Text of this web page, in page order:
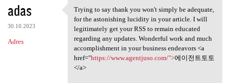
adas
30.10.2023
Adres
Trying to say thank you won't
Trying to say thank you won't simply be adequate,
for the astonishing lucidity in your article. I will
legitimately get your RSS to remain educated
regarding any updates. Wonderful work and much
accomplishment in your business endeavors <a
href="https://www.agentjuso.com/">에이전트토토
</a>